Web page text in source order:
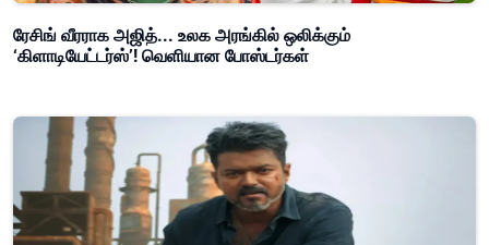
ரேசிங் வீரராக அஜித்... உலக அரங்கில் ஒலிக்கும்
‘கிளாடியேட்டர்ஸ்’! வெளியான போஸ்டர்கள்